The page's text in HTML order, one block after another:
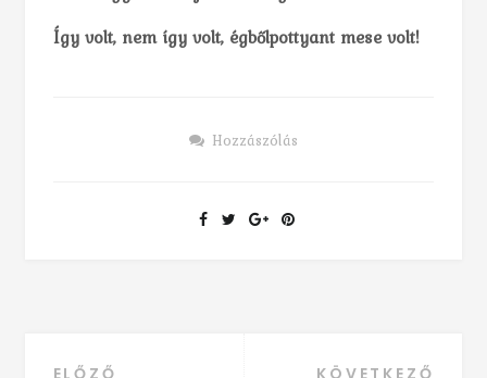
Így volt, nem így volt, égbőlpottyant mese volt!
Hozzászólás